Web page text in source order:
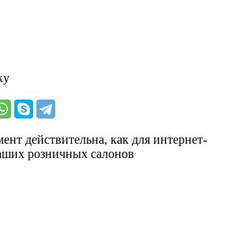
действительна, как для интернет-
розничных салонов